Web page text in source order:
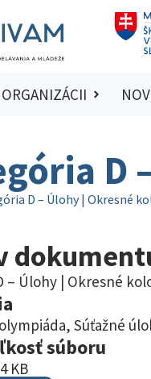
D
D – Úlohy | Okresné
– Úlohy | Okresné
, Súťažné
súboru
KB